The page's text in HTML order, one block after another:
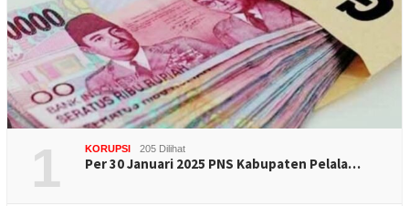
1 KORUPSI 205 Dilihat
Per 30 Januari 2025 PNS Kabupaten Pelala…